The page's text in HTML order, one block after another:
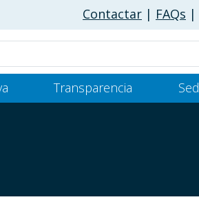
Contactar | FAQs |
Transparencia